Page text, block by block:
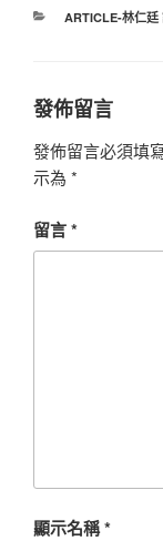
分
ARTICLE-林仁廷
發佈留言
發佈留言必須填
示為 *
留言*
顯示名稱*